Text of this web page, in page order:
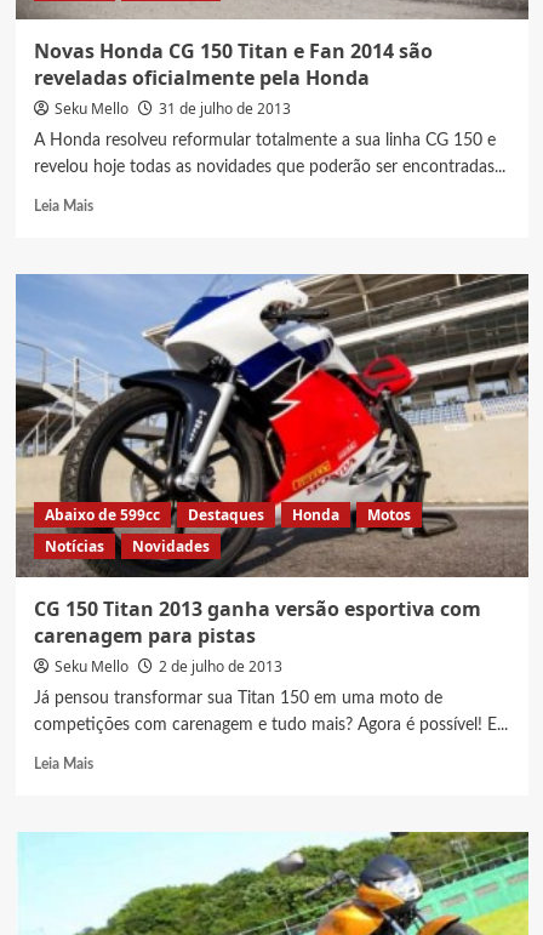
Novas Honda CG 150 Titan e Fan 2014 são
reveladas oficialmente pela Honda
Seku Mello 31 de julho de 2013
A Honda resolveu reformular totalmente a sua linha CG 150 e
revelou hoje todas as novidades que poderão ser encontradas...
Leia MaisRead
Novas
Titan
Fan
2014
são
reveladas
oficialmente
pela
Honda
Abaixo de 599cc Destaques Honda
Motos
Notícias
Novidades
CG 150 Titan 2013 ganha versão esportiva com
carenagem para pistas
Seku Mello 2 de julho de 2013
Já pensou transformar sua Titan 150 em uma moto de
competições com carenagem e tudo mais? Agora é possível! E...
Leia MaisRead
CG
ganha